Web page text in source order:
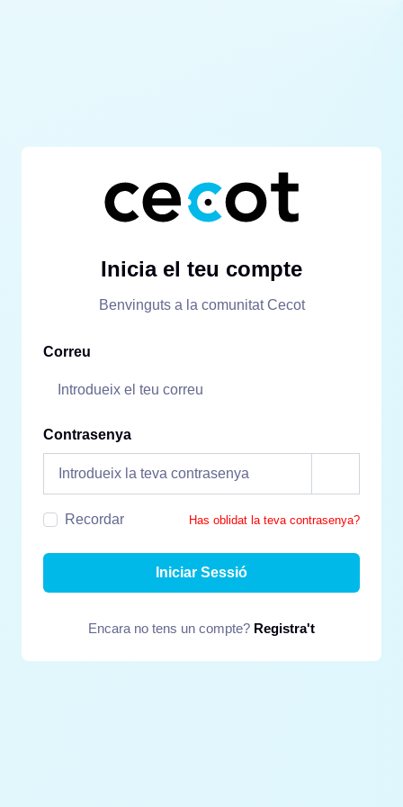
Inicia el teu compte
Benvinguts a la comunitat Cecot
Correu
Contrasenya
Recordar Has oblidat la teva contrasenya?
Iniciar Sessió
Encara no tens un compte? Registra't